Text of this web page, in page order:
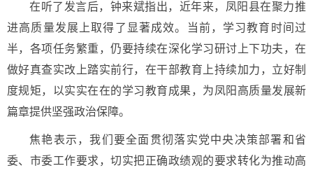
在听了发言后，钟来斌指出，近年来，凤阳县在聚力推
进高质量发展上取得了显著成效。当前，学习教育时间过
半，各项任务繁重，仍要持续在深化学习研讨上下功夫，在
做好真查实改上踏实前行，在干部教育上持续加力，立好制
度规矩，以实实在在的学习教育成果，为凤阳高质量发展新
篇章提供坚强政治保障。
焦艳表示，我们要全面贯彻落实党中央决策部署和省
委、市委工作要求，切实把正确政绩观的要求转化为推动高